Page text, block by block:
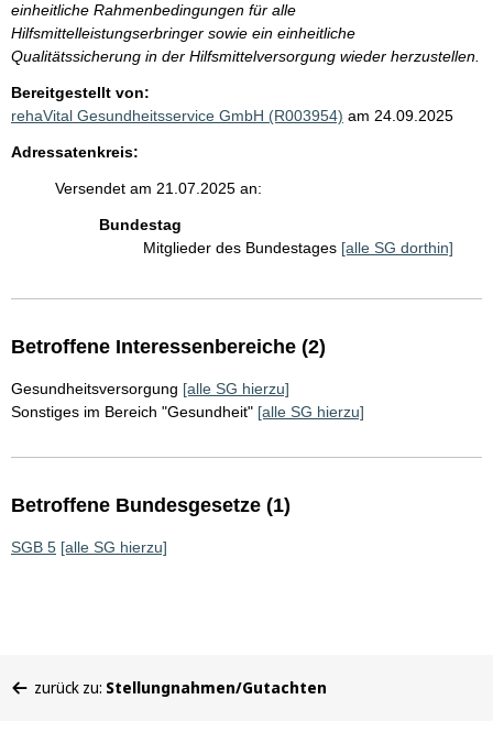
einheitliche Rahmenbedingungen für alle
Hilfsmittelleistungserbringer sowie ein einheitliche
Qualitätssicherung in der Hilfsmittelversorgung wieder herzustellen.
Bereitgestellt von:
rehaVital Gesundheitsservice GmbH (R003954) am 24.09.2025
Adressatenkreis:
Versendet am 21.07.2025 an:
Bundestag
Mitglieder des Bundestages [alle SG dorthin]
Betroffene Interessenbereiche (2)
Gesundheitsversorgung [alle SG hierzu]
Sonstiges im Bereich "Gesundheit" [alle SG hierzu]
Betroffene Bundesgesetze (1)
SGB 5 [alle SG hierzu]
befinden
zurück zu: Stellungnahmen/Gutachten